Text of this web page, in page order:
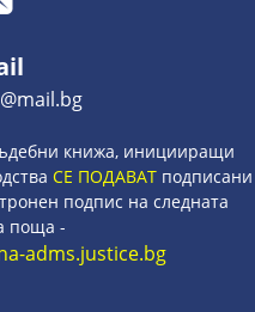
книжа, иницииращи
СЕ ПОДАВАТподписани
подпис на следната
поща -
adms.justice.bg